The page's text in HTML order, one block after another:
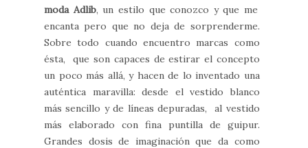
moda Adlib, un estilo que conozco y que me
encanta pero que no deja de sorprenderme.
Sobre todo cuando encuentro marcas como
ésta, que son capaces de estirar el concepto
un poco más allá, y hacen de lo inventado una
auténtica maravilla: desde el vestido blanco
más sencillo y de líneas depuradas, al vestido
más elaborado con fina puntilla de guipur.
Grandes dosis de imaginación que da como